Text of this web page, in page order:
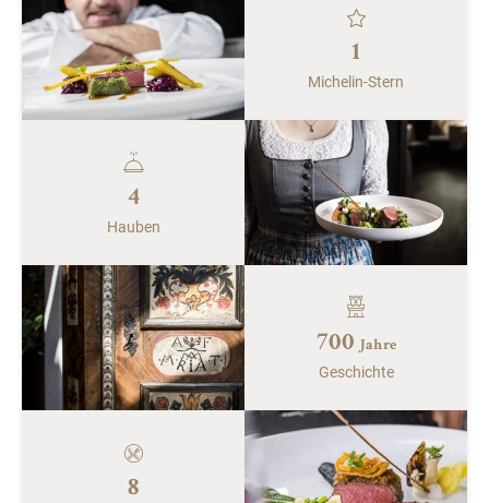
1
Michelin-Stern
4
Hauben
700 Jahre
Geschichte
8